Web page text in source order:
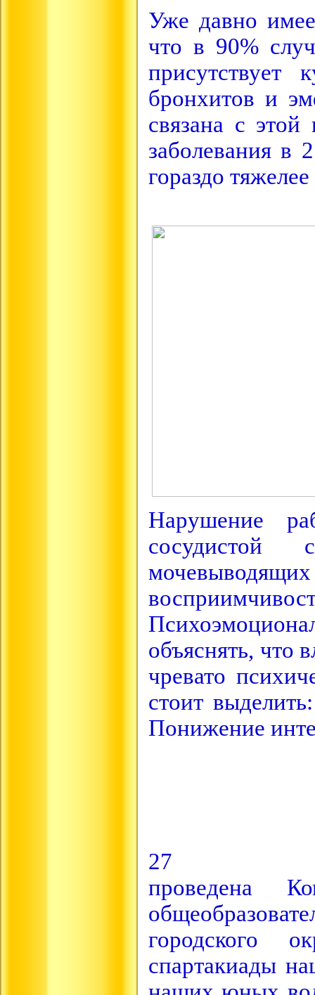
Уже давно
что в 90%
присутствует
бронхитов и
связана с
заболевания в
гораздо
Нарушение
объяснять, что
чревато
стоит
Понижение
27
проведена
городского
спартакиады